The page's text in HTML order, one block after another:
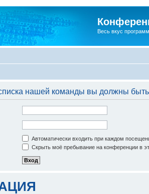
Весь вкус
нашей команды вы должны
Автоматически входить при каждом
Скрыть моё пребывание на конференции в